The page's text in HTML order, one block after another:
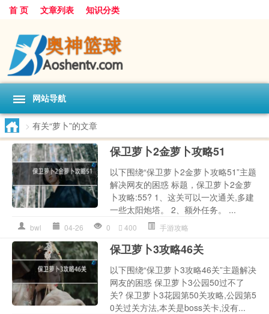
首 页 文章列表 知识分类
网站导航
> 有关“萝卜”的文章
保卫萝卜2金萝卜攻略51
以下围绕“保卫萝卜2金萝卜攻略51”主题
解决网友的困惑 标题，保卫萝卜2金萝
卜攻略:55? 1、这关可以一次通关,多建
一些太阳炮塔。 2、额外任务。 ...
bwl 04-26 0 400 手游攻略
保卫萝卜3攻略46关
以下围绕“保卫萝卜3攻略46关”主题解决
网友的困惑 保卫萝卜3公园50过不了
关? 保卫萝卜3花园第50关攻略,公园第5
0关过关方法,本关是boss关卡,没有...